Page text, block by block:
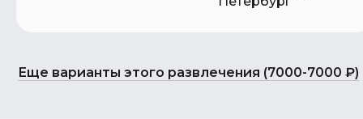
Еще варианты этого развлечения (7000-7000 ₽)